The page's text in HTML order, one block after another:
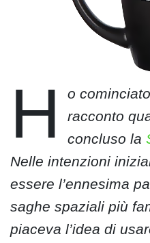
H
o
racconto
concluso la
Nelle intenzioni
essere l’ennesima
saghe spaziali più
piaceva l’idea di